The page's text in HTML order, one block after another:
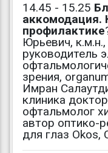
14.45 - 15.25
аккомодация.
профилактике
Юрьевич,
руководитель
зрения,
Имран
клиника
офтальмолог
автор оптико-
для глаз Okos,